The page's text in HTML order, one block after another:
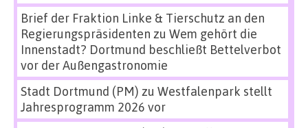
Brief der Fraktion Linke & Tierschutz an den
Regierungspräsidenten zu Wem gehört die
Innenstadt? Dortmund beschließt Bettelverbot
vor der Außengastronomie
Stadt Dortmund (PM) zu Westfalenpark stellt
Jahresprogramm 2026 vor